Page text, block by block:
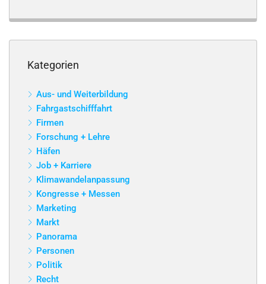
Kategorien
Aus- und Weiterbildung
Fahrgastschifffahrt
Firmen
Forschung + Lehre
Häfen
Job + Karriere
Klimawandelanpassung
Kongresse + Messen
Marketing
Markt
Panorama
Personen
Politik
Recht